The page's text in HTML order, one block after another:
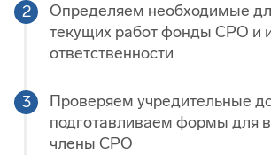
Определяем необходимые
текущих работ фонды СРО и
ответственности
Проверяем учредительные
подготавливаем формы для
члены СРО